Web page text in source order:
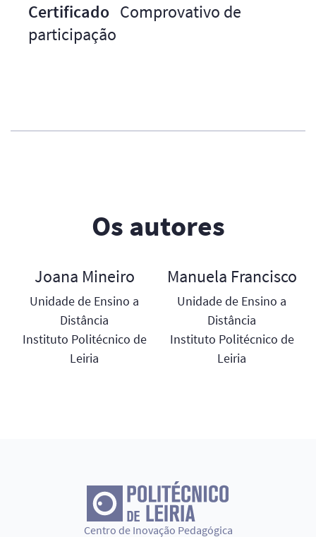
Certificado Comprovativo de
participação
Os autores
Joana Mineiro
Unidade de Ensino a
Distância
Instituto Politécnico de
Leiria
Manuela Francisco
Unidade de Ensino a
Distância
Instituto Politécnico de
Leiria
Centro de Inovação Pedagógica